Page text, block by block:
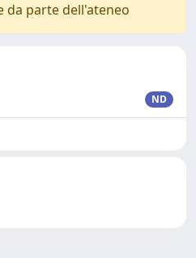
da parte dell'ateneo
ND